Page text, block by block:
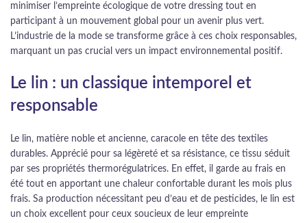
minimiser l’empreinte écologique de votre dressing tout en
participant à un mouvement global pour un avenir plus vert.
L’industrie de la mode se transforme grâce à ces choix responsables,
marquant un pas crucial vers un impact environnemental positif.
Le lin : un classique intemporel et
responsable
Le lin, matière noble et ancienne, caracole en tête des textiles
durables. Apprécié pour sa légèreté et sa résistance, ce tissu séduit
par ses propriétés thermorégulatrices. En effet, il garde au frais en
été tout en apportant une chaleur confortable durant les mois plus
frais. Sa production nécessitant peu d’eau et de pesticides, le lin est
un choix excellent pour ceux soucieux de leur empreinte